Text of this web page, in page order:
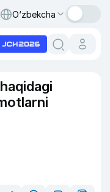
O‘zbekcha